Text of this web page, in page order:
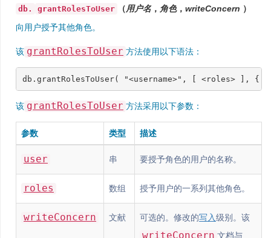
db. grantRolesToUser （用户名， 角色， writeConcern ）
向用户授予其他角色。
该 grantRolesToUser 方法使用以下语法：
db . grantRolesToUser( "<username>" , [ <roles> ], {
该 grantRolesToUser 方法采用以下参数：
参数 类型 描述
user 串 要授予角色的用户的名称。
roles 数组 授予用户的一系列其他角色。
writeConcern 文献 可选的。修改的写入级别。该
writeConcern 文档与